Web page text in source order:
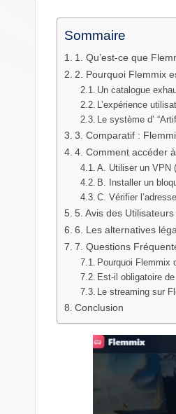
Sommaire
1. Qu’est-ce que
2. Pourquoi Flemmix
Un catalogue
L’expérience
Le système d’
3. Comparatif :
4. Comment accéder
A. Utiliser un VPN
B. Installer un
C. Vérifier
5. Avis des
6. Les alternatives
7. Questions
Pourquoi Flemmix
Est-il obligatoire
Le streaming sur
Conclusion